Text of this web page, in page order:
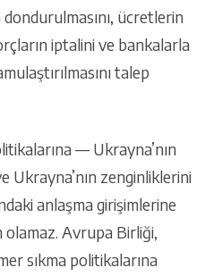
ücretlerin
iptalini ve bankalarla
talep
— Ukrayna’nın
Ukrayna’nın zenginliklerini
anlaşma girişimlerine
Avrupa Birliği,
sıkma politikalarına